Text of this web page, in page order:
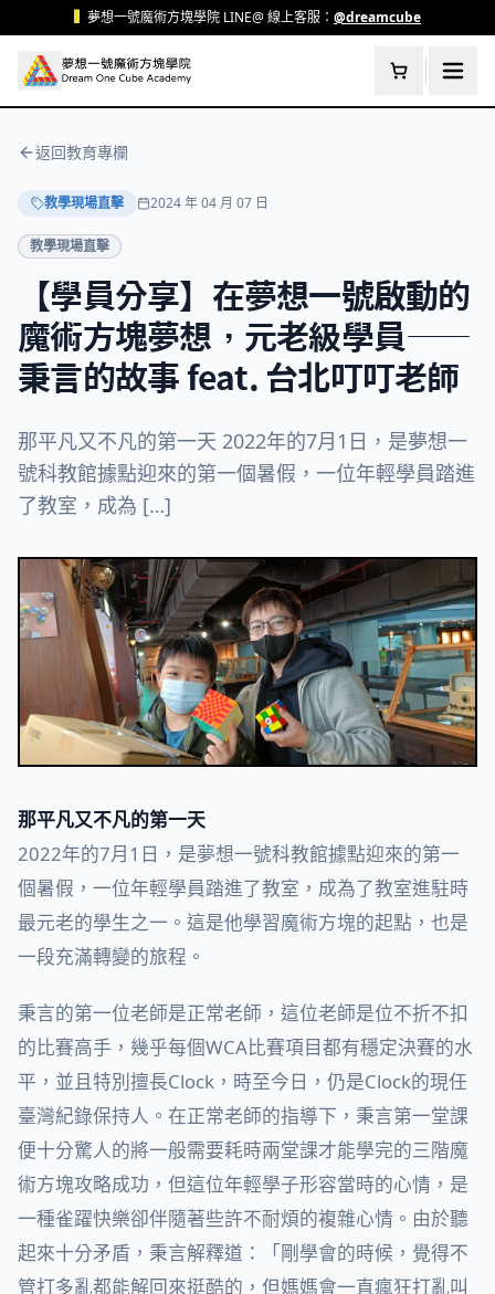
跳至主要內容夢想一號魔術方塊學院 LINE@ 線上客服： @dreamcube
返回教育專欄
教學現場直擊 2024 年 04 月 07 日
教學現場直擊
【學員分享】在夢想一號啟動的
魔術方塊夢想，元老級學員——
秉言的故事 feat. 台北叮叮老師
那平凡又不凡的第一天 2022年的7月1日，是夢想一
號科教館據點迎來的第一個暑假，一位年輕學員踏進
了教室，成為 […]
那平凡又不凡的第一天
2022年的7月1日，是夢想一號科教館據點迎來的第一
個暑假，一位年輕學員踏進了教室，成為了教室進駐時
最元老的學生之一。這是他學習魔術方塊的起點，也是
一段充滿轉變的旅程。
秉言的第一位老師是正常老師，這位老師是位不折不扣
的比賽高手，幾乎每個WCA比賽項目都有穩定決賽的水
平，並且特別擅長Clock，時至今日，仍是Clock的現任
臺灣紀錄保持人。在正常老師的指導下，秉言第一堂課
便十分驚人的將一般需要耗時兩堂課才能學完的三階魔
術方塊攻略成功，但這位年輕學子形容當時的心情，是
一種雀躍快樂卻伴隨著些許不耐煩的複雜心情。由於聽
起來十分矛盾，秉言解釋道：「剛學會的時候，覺得不
管打多亂都能解回來挺酷的，但媽媽會一直瘋狂打亂叫